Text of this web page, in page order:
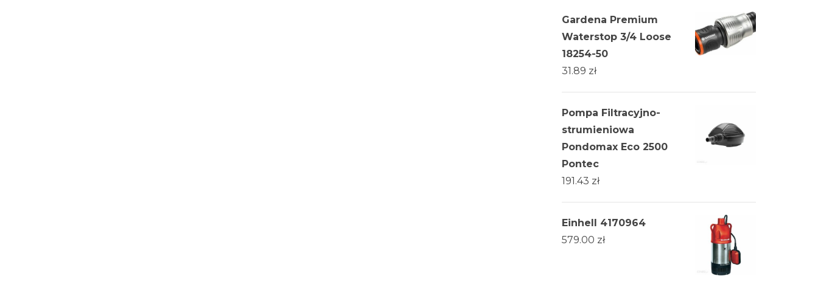
Gardena Premium
Waterstop 3/4 Loose
18254-50
31.89 zł
Pompa Filtracyjno-
strumieniowa
Pondomax Eco 2500
Pontec
191.43 zł
Einhell 4170964
579.00 zł